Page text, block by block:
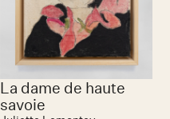
La dame de haute
savoie